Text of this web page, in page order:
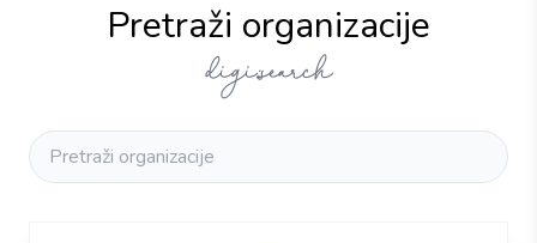
Pretraži organizacije
digi:search